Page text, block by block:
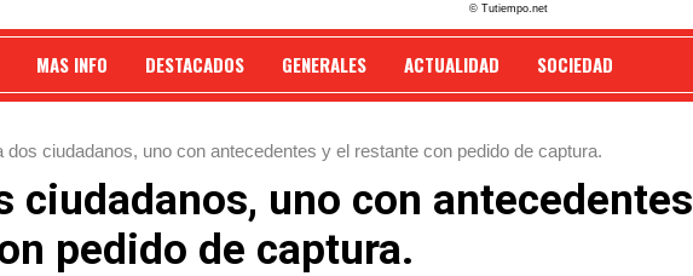
MAS INFO DESTACADOS GENERALES ACTUALIDAD SOCIEDAD
dos ciudadanos, uno con antecedentes y el restante con pedido de captura.
ciudadanos, uno con antecedentes
pedido de captura.